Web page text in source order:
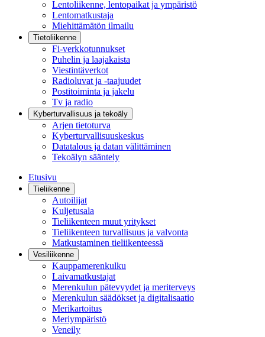
Lentoliikenne, lentopaikat ja ympäristö
Lentomatkustaja
Miehittämätön ilmailu
Tietoliikenne
Fi-verkkotunnukset
Puhelin ja laajakaista
Viestintäverkot
Radioluvat ja -taajuudet
Postitoiminta ja jakelu
Tv ja radio
Kyberturvallisuus ja tekoäly
Arjen tietoturva
Kyberturvallisuuskeskus
Datatalous ja datan välittäminen
Tekoälyn sääntely
Etusivu
Tieliikenne
Autoilijat
Kuljetusala
Tieliikenteen muut yritykset
Tieliikenteen turvallisuus ja valvonta
Matkustaminen tieliikenteessä
Vesiliikenne
Kauppamerenkulku
Laivamatkustajat
Merenkulun pätevyydet ja meriterveys
Merenkulun säädökset ja digitalisaatio
Merikartoitus
Meriympäristö
Veneily